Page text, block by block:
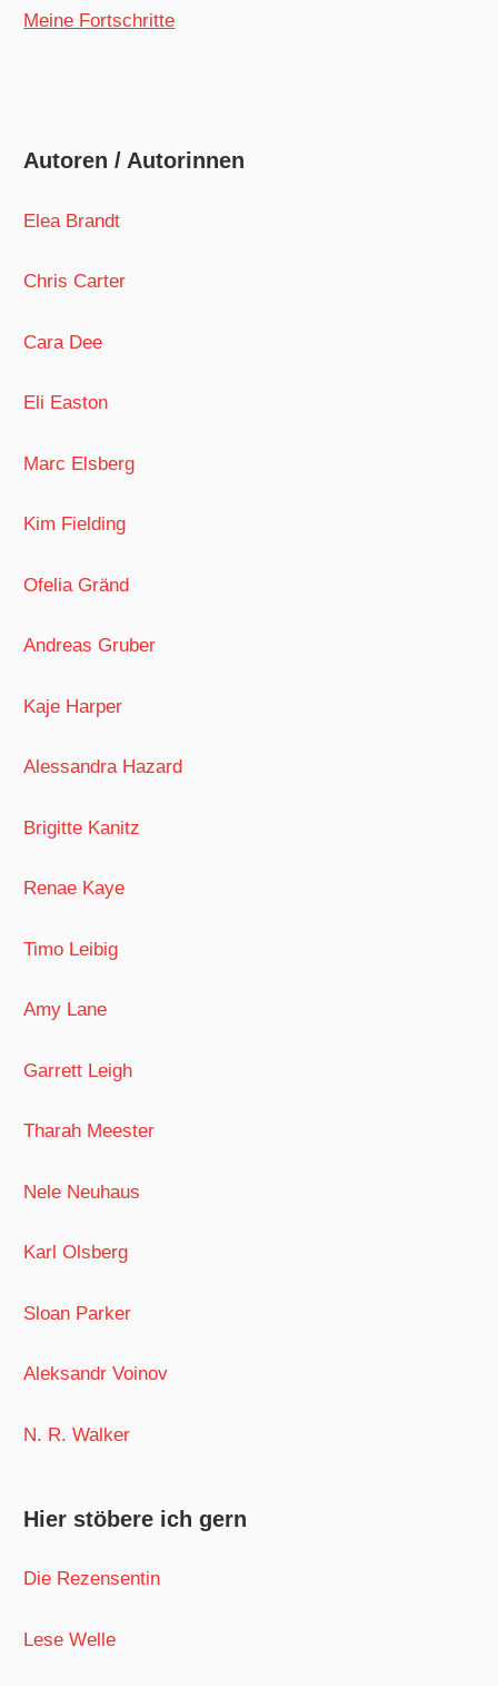
Meine Fortschritte
Autoren / Autorinnen
Elea Brandt
Chris Carter
Cara Dee
Eli Easton
Marc Elsberg
Kim Fielding
Ofelia Gränd
Andreas Gruber
Kaje Harper
Alessandra Hazard
Brigitte Kanitz
Renae Kaye
Timo Leibig
Amy Lane
Garrett Leigh
Tharah Meester
Nele Neuhaus
Karl Olsberg
Sloan Parker
Aleksandr Voinov
N. R. Walker
Hier stöbere ich gern
Die Rezensentin
Lese Welle